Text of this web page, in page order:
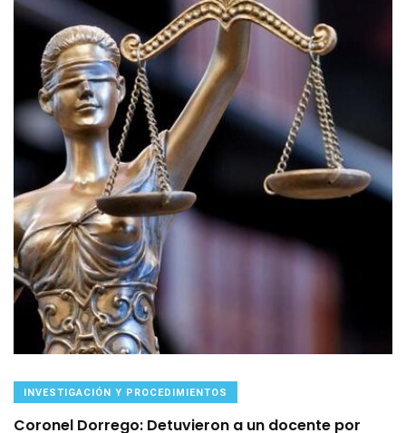
INVESTIGACIÓN Y PROCEDIMIENTOS
Coronel Dorrego: Detuvieron a un docente por